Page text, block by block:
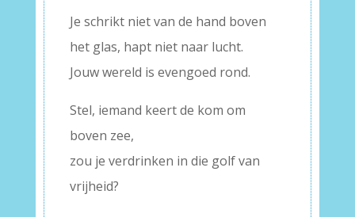
Je schrikt niet van de hand boven
het glas, hapt niet naar lucht.
Jouw wereld is evengoed rond.
Stel, iemand keert de kom om
boven zee,
zou je verdrinken in die golf van
vrijheid?